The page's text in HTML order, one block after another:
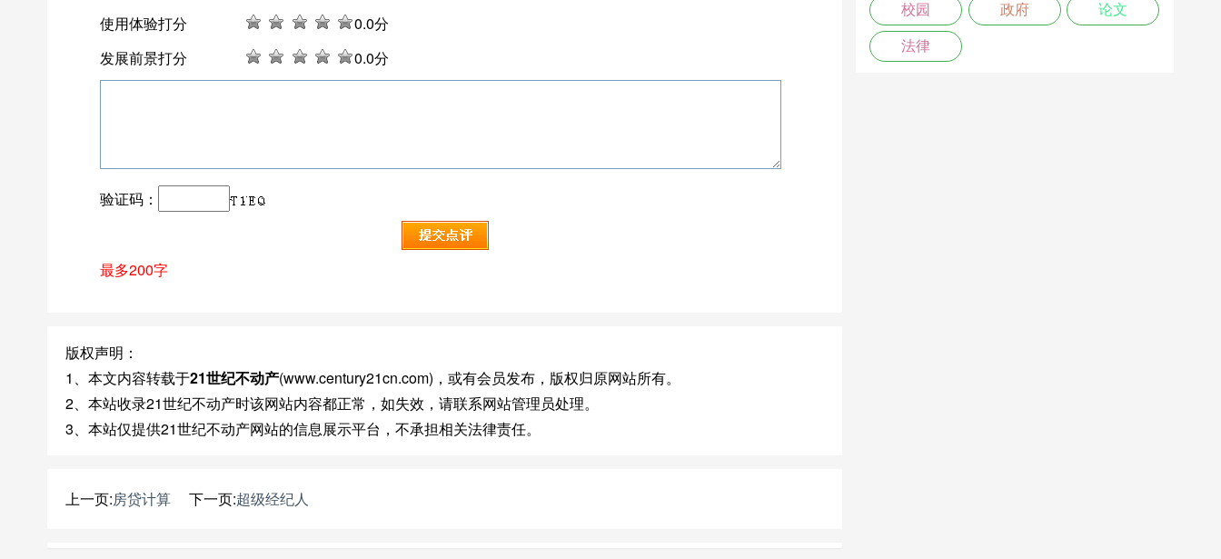
使用体验打分
0.0分
发展前景打分
0.0分
验证码：
最多200字
版权声明：
1、本文内容转载于21世纪不动产(www.century21cn.com)，或有会员发布，版权归原网站所有。
2、本站收录21世纪不动产时该网站内容都正常，如失效，请联系网站管理员处理。
3、本站仅提供21世纪不动产网站的信息展示平台，不承担相关法律责任。
上一页:房贷计算 下一页:超级经纪人
校园 政府 论文
法律